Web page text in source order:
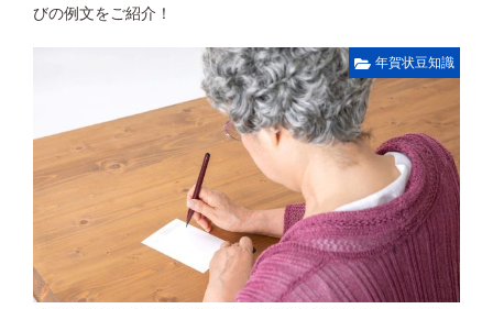
びの例文をご紹介！
年賀状豆知識